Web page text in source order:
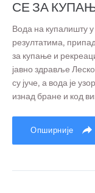
СЕ ЗА
Вода на купалишту
резултатима,
за купање и
јавно здравље
су јуче, а вода је
изнад бране и код
Опширније